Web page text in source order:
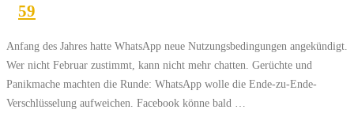
59
Anfang des Jahres hatte WhatsApp neue Nutzungsbedingungen angekündigt.
Wer nicht Februar zustimmt, kann nicht mehr chatten. Gerüchte und
Panikmache machten die Runde: WhatsApp wolle die Ende-zu-Ende-
Verschlüsselung aufweichen. Facebook könne bald …